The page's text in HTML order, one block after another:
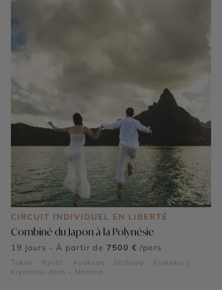
CIRCUIT INDIVIDUEL EN LIBERTÉ
Combiné du Japon à la Polynésie
19 jours - À partir de 7500 € /pers
Tokyo - Kyoto - Asakusa - Shibuya - Kinkaku-ji -
Kiyomizu-dera - Moorea